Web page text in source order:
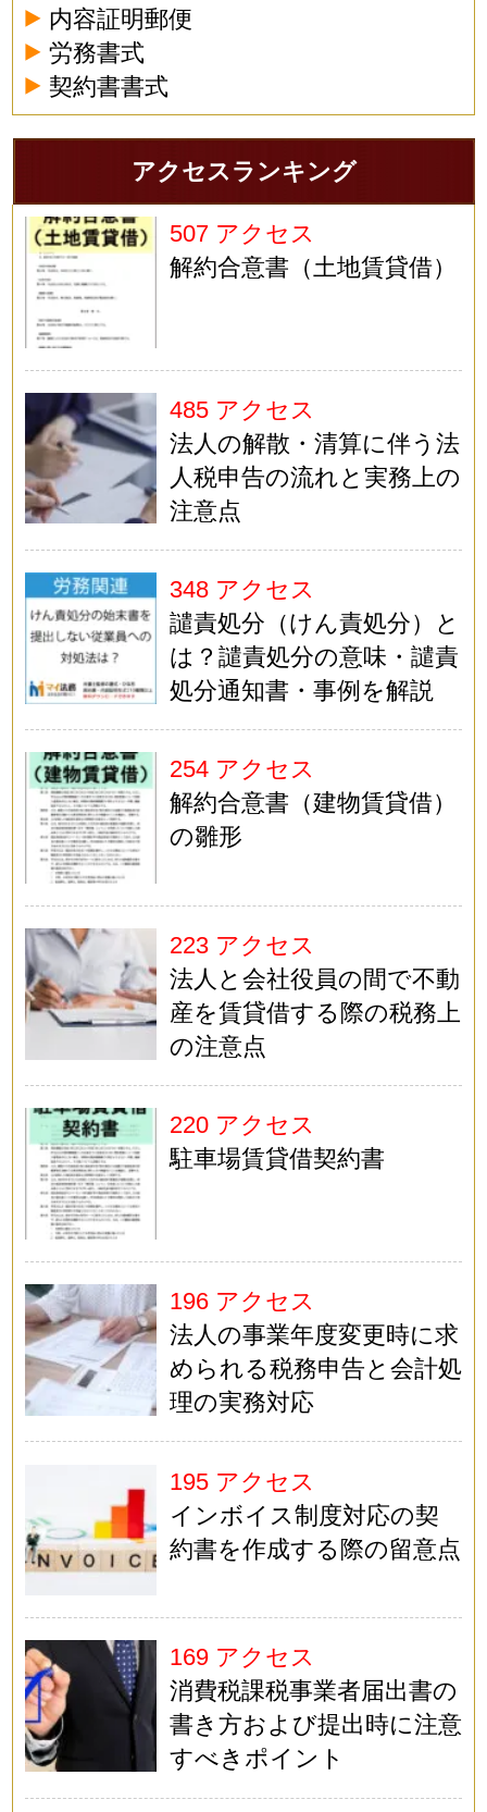
内容証明郵便
労務書式
契約書書式
アクセスランキング
507 アクセス
解約合意書（土地賃貸借）
485 アクセス
法人の解散・清算に伴う法
人税申告の流れと実務上の
注意点
348 アクセス
譴責処分（けん責処分）と
は？譴責処分の意味・譴責
処分通知書・事例を解説
254 アクセス
解約合意書（建物賃貸借）
の雛形
223 アクセス
法人と会社役員の間で不動
産を賃貸借する際の税務上
の注意点
220 アクセス
駐車場賃貸借契約書
196 アクセス
法人の事業年度変更時に求
められる税務申告と会計処
理の実務対応
195 アクセス
インボイス制度対応の契
約書を作成する際の留意点
169 アクセス
消費税課税事業者届出書の
書き方および提出時に注意
すべきポイント